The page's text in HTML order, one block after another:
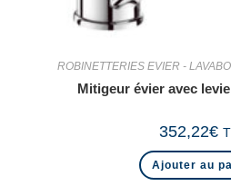
ROBINETTERIES EVIER -
Mitigeur évier avec
352,22€
Ajouter au